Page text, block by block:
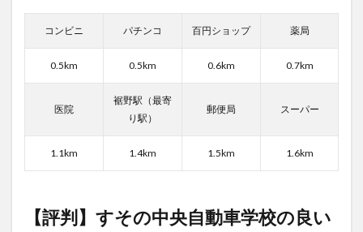
コンビニ パチンコ 百円ショップ 薬局
0.5km 0.5km 0.6km 0.7km
医院
裾野駅（最寄
り駅）
郵便局 スーパー
1.1km 1.4km 1.5km 1.6km
【評判】すその中央自動車学校の良い